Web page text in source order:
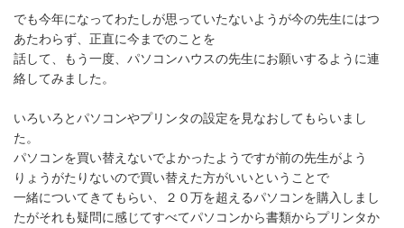
でも今年になってわたしが思っていたないようが今の先生にはつ
あたわらず、正直に今までのことを
話して、もう一度、パソコンハウスの先生にお願いするように連
絡してみました。
いろいろとパソコンやプリンタの設定を見なおしてもらいまし
た。
パソコンを買い替えないでよかったようですが前の先生がよう
りょうがたりないので買い替えた方がいいということで
一緒についてきてもらい、２０万を超えるパソコンを購入しまし
たがそれも疑問に感じてすべてパソコンから書類からプリンタか